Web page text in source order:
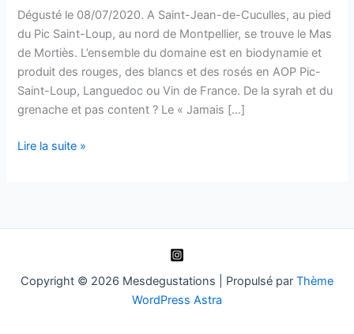
Dégusté le 08/07/2020. A Saint-Jean-de-Cuculles, au pied
du Pic Saint-Loup, au nord de Montpellier, se trouve le Mas
de Mortiès. L’ensemble du domaine est en biodynamie et
produit des rouges, des blancs et des rosés en AOP Pic-
Saint-Loup, Languedoc ou Vin de France. De la syrah et du
grenache et pas content ? Le « Jamais […]
Pic
2018
Lire la suite »
Copyright © 2026 Mesdegustations | Propulsé par Thème
WordPress Astra